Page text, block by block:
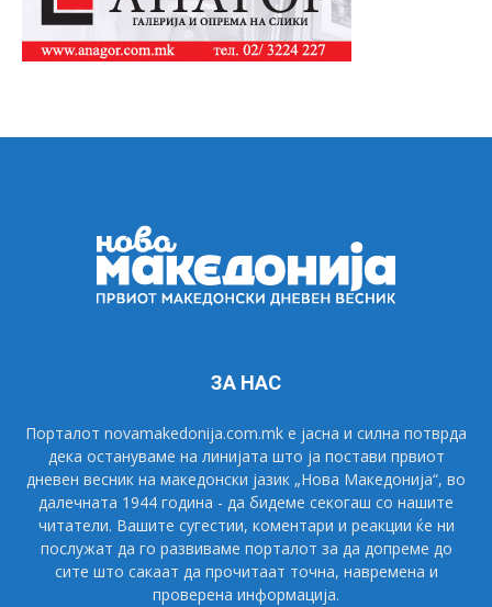
ЗА НАС
Порталот novamakedonija.com.mk е јасна и силна потврда
дека остануваме на линијата што ја постави првиот
дневен весник на македонски јазик „Нова Македонија“, во
далечната 1944 година - да бидеме секогаш со нашите
читатели. Вашите сугестии, коментари и реакции ќе ни
послужат да го развиваме порталот за да допреме до
сите што сакаат да прочитаат точна, навремена и
проверена информација.